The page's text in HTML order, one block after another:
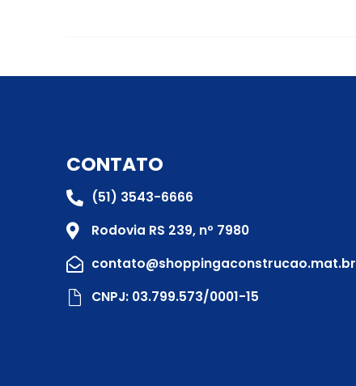
CONTATO
(51) 3543-6666
Rodovia RS 239, nº 7980
contato@shoppingaconstrucao.mat.br
CNPJ: 03.799.573/0001-15